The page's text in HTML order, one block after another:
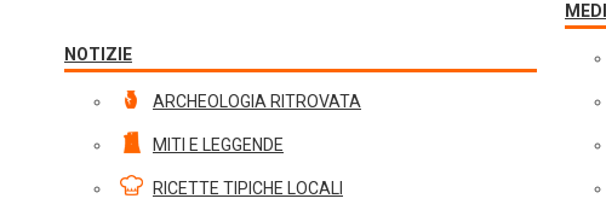
NOTIZIE
ARCHEOLOGIA RITROVATA
MITI E LEGGENDE
RICETTE TIPICHE LOCALI